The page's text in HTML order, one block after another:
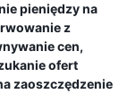
pieniędzy na
z
cen,
ofert
zaoszczędzenie